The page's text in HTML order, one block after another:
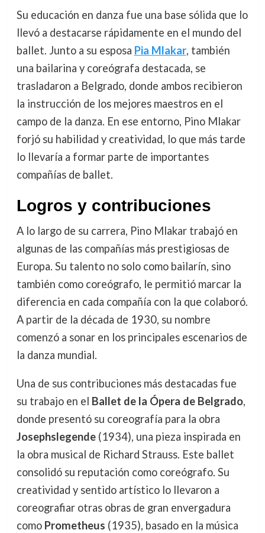
Su educación en danza fue una base sólida que lo
llevó a destacarse rápidamente en el mundo del
ballet. Junto a su esposa Pia Mlakar, también
una bailarina y coreógrafa destacada, se
trasladaron a Belgrado, donde ambos recibieron
la instrucción de los mejores maestros en el
campo de la danza. En ese entorno, Pino Mlakar
forjó su habilidad y creatividad, lo que más tarde
lo llevaría a formar parte de importantes
compañías de ballet.
Logros y contribuciones
A lo largo de su carrera, Pino Mlakar trabajó en
algunas de las compañías más prestigiosas de
Europa. Su talento no solo como bailarín, sino
también como coreógrafo, le permitió marcar la
diferencia en cada compañía con la que colaboró.
A partir de la década de 1930, su nombre
comenzó a sonar en los principales escenarios de
la danza mundial.
Una de sus contribuciones más destacadas fue
su trabajo en el Ballet de la Ópera de Belgrado,
donde presentó su coreografía para la obra
Josephslegende(1934), una pieza inspirada en
la obra musical de Richard Strauss. Este ballet
consolidó su reputación como coreógrafo. Su
creatividad y sentido artístico lo llevaron a
coreografiar otras obras de gran envergadura
como Prometheus (1935), basado en la música